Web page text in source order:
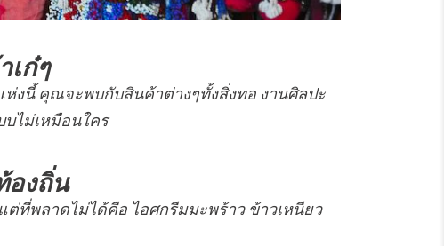
เก๋ๆ
ห่งนี้ คุณจะพบกับสินค้าต่างๆทั้งสิ่งทอ งานศิลปะ
ไม่เหมือนใคร
องถิ่น
ต่ที่พลาดไม่ได้คือ ไอศกรีมมะพร้าว ข้าวเหนียว